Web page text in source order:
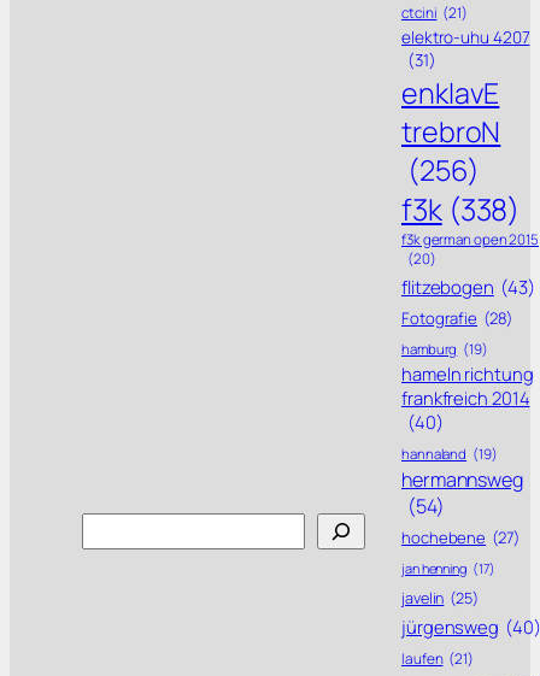
ctcini (21)
elektro-uhu 4207
(31)
enklavE
trebroN
(256)
f3k (338)
f3k german open 2015
(20)
flitzebogen (43)
Fotografie (28)
hamburg (19)
hameln richtung
frankfreich 2014
(40)
hannaland (19)
hermannsweg
(54)
hochebene (27)
jan henning (17)
javelin (25)
jürgensweg (40)
laufen (21)